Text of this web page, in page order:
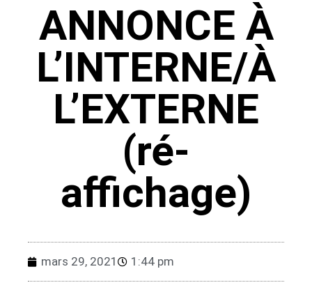
ANNONCE À
L’INTERNE/À
L’EXTERNE
(ré-
affichage)
mars 29, 2021 1:44 pm